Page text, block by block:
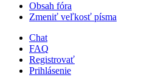
Obsah fóra
Zmeniť veľkosť písma
Chat
FAQ
Registrovať
Prihlásenie